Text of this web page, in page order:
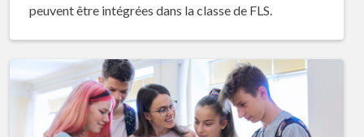
peuvent être intégrées dans la classe de FLS.